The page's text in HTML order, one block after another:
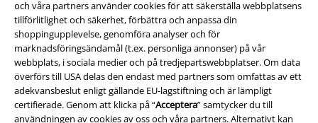
och våra partners använder cookies för att säkerställa webbplatsens
tillförlitlighet och säkerhet, förbättra och anpassa din
shoppingupplevelse, genomföra analyser och för
marknadsföringsändamål (t.ex. personliga annonser) på vår
webbplats, i sociala medier och på tredjepartswebbplatser. Om data
överförs till USA delas den endast med partners som omfattas av ett
adekvansbeslut enligt gällande EU-lagstiftning och är lämpligt
certifierade. Genom att klicka på “Acceptera” samtycker du till
användningen av cookies av oss och våra partners. Alternativt kan
Juridisk information/Villkor
Villkor
Om oss
Ladda ner villkoren